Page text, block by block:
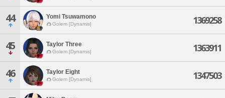
44 Yomi Tsuwamono
Golem [Dynamis] 1369258
45 Taylor Three
Golem [Dynamis] 1363911
46 Taylor Eight
Golem [Dynamis] 1347503